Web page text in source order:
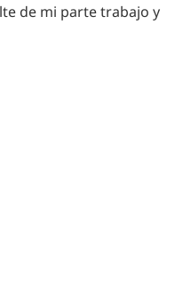
de mi parte trabajo y